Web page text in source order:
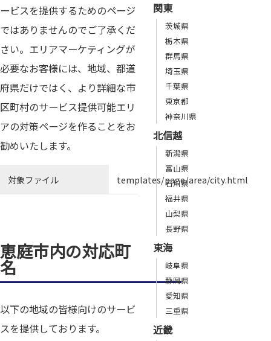
ービスを提供するためのページ
ではありませんのでご了承くだ
さい。エリアマーケティングが
必要なお客様には、地域、都道
府県だけではく、より詳細な市
区町村のサービス提供可能エリ
アの対策ページを作ることをお
勧めいたします。
対象ファイル templates/page/area/city.html
恵庭市内の対応町
名
以下の地域の皆様向けのサービ
スを提供しております。
関東
茨城県
栃木県
群馬県
埼玉県
千葉県
東京都
神奈川県
北信越
新潟県
富山県
石川県
福井県
山梨県
長野県
東海
岐阜県
静岡県
愛知県
三重県
近畿